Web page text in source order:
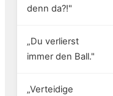
denn da?!"
„Du verlierst
immer den Ball."
„Verteidige